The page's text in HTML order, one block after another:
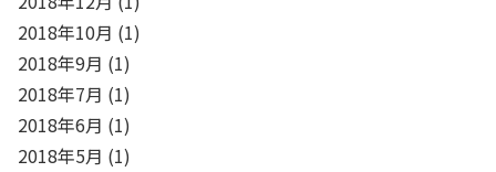
2018年10月 (1)
2018年9月 (1)
2018年7月 (1)
2018年6月 (1)
2018年5月 (1)